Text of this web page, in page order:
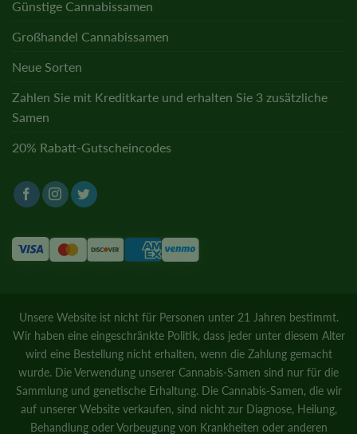
Günstige Cannabissamen
Großhandel Cannabissamen
Neue Sorten
Zahlen Sie mit Kreditkarte und erhalten Sie 3 zusätzliche
Samen
20% Rabatt-Gutscheincodes
Unsere Website ist nicht für Personen unter 21 Jahren bestimmt.
Wir haben eine eingeschränkte Politik, dass jeder unter diesem Alter
wird eine Bestellung nicht erhalten, wenn die Zahlung gemacht
wurde. Die Verwendung unserer Cannabis-Samen sind nur für die
Sammlung und genetische Erhaltung. Die Cannabis-Samen, die wir
auf unserer Website verkaufen, sind nicht zur Diagnose, Heilung,
Behandlung oder Vorbeugung von Krankheiten oder anderen